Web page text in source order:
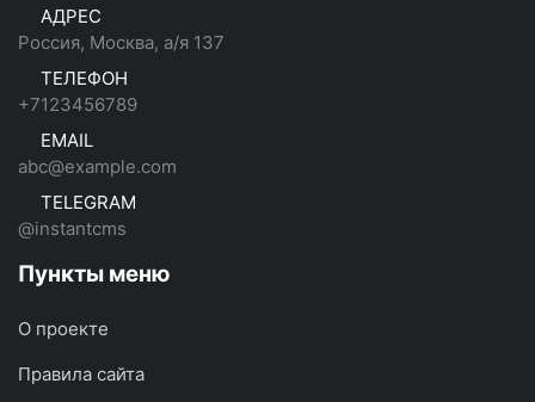
АДРЕС
Россия, Москва, а/я 137
ТЕЛЕФОН
+7123456789
EMAIL
abc@example.com
TELEGRAM
@instantcms
Пункты меню
О проекте
Правила сайта